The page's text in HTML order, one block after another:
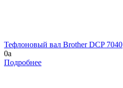
Тефлоновый вал Brother DCP 7040
0a
Подробнее